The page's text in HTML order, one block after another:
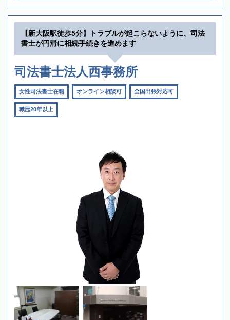
【新大阪駅徒歩5分】トラブルが起こらないように、司法
書士が円滑に相続手続きを進めます
司法書士法人西事務所
女性司法書士在籍 オンライン相談可 全国出張対応可
職歴20年以上